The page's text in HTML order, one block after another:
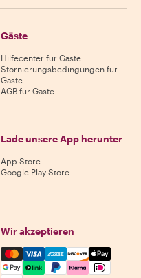
Gäste
Hilfecenter für Gäste
Stornierungsbedingungen für
Gäste
AGB für Gäste
Lade unsere App herunter
App Store
Google Play Store
Wir akzeptieren
Mastercard, Visa, Amex,